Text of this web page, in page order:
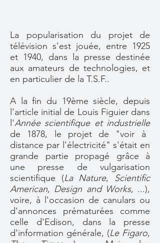
La popularisation du projet de
télévision s'est jouée, entre 1925
et 1940, dans la presse destinée
aux amateurs de technologies, et
en particulier de la T.S.F..
A la fin du 19ème siècle, depuis
l'article initial de Louis Figuier dans
l'Année scientifique et industrielle
de 1878, le projet de "voir à
distance par l'électricité" s'était en
grande partie propagé grâce à
une presse de vulgarisation
scientifique (La Nature, Scientific
American, Design and Works, ...),
voire, à l'occasion de canulars ou
d'annonces prématurées comme
celle d'Edison, dans la presse
d'information générale, (Le Figaro,